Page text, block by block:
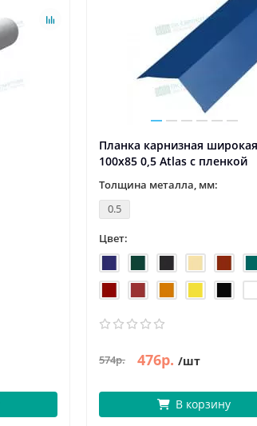
Планка карнизная широкая
100х85 0,5 Atlas с пленкой
Толщина металла, мм:
0.5
Цвет:
574р. 476р. /шт
В корзину